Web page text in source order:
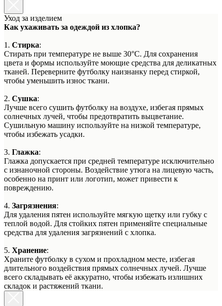
Уход за изделием
Как ухаживать за одеждой из хлопка?
1. Стирка:
Стирать при температуре не выше 30°C. Для сохранения
цвета и формы используйте моющие средства для деликатных
тканей. Переверните футболку наизнанку перед стиркой,
чтобы уменьшить износ ткани.
2. Сушка:
Лучше всего сушить футболку на воздухе, избегая прямых
солнечных лучей, чтобы предотвратить выцветание.
Сушильную машину используйте на низкой температуре,
чтобы избежать усадки.
3. Глажка:
Глажка допускается при средней температуре исключительно
с изнаночной стороны. Воздействие утюга на лицевую часть,
особенно на принт или логотип, может привести к
повреждению.
4. Загрязнения:
Для удаления пятен используйте мягкую щетку или губку с
теплой водой. Для стойких пятен применяйте специальные
средства для удаления загрязнений с хлопка.
5. Хранение:
Храните футболку в сухом и прохладном месте, избегая
длительного воздействия прямых солнечных лучей. Лучше
всего складывать её аккуратно, чтобы избежать излишних
складок и растяжений ткани.